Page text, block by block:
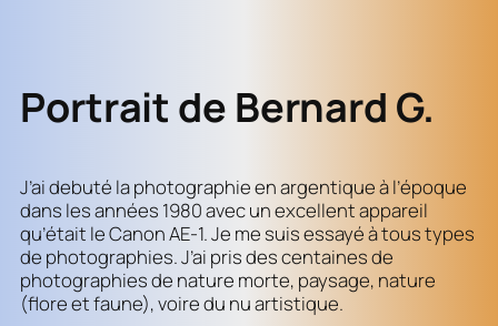
Portrait de Bernard G.
J’ai debuté la photographie en argentique à l’époque
dans les années 1980 avec un excellent appareil
qu’était le Canon AE-1. Je me suis essayé à tous types
de photographies. J’ai pris des centaines de
photographies de nature morte, paysage, nature
(flore et faune), voire du nu artistique.